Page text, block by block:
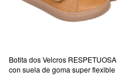
Botita dos Velcros RESPETUOSA
con suela de goma super flexible